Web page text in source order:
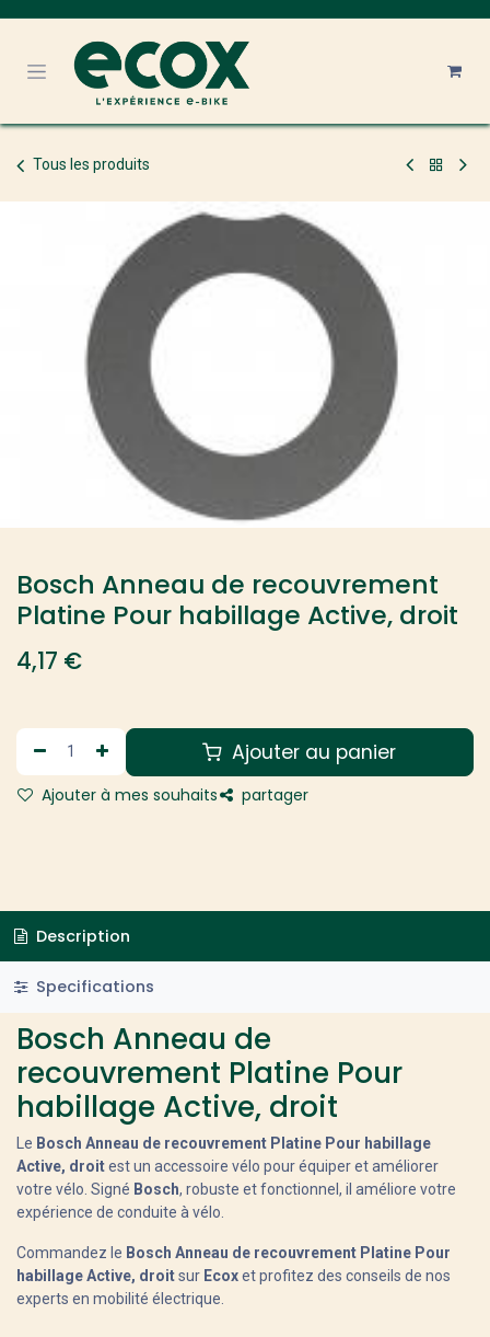
Tous les produits
Bosch Anneau de recouvrement
Platine Pour habillage Active, droit
4,17 €
Ajouter au panier
Ajouter à mes souhaits partager
Description
Specifications
Bosch Anneau de
recouvrement Platine Pour
habillage Active, droit
Le Bosch Anneau de recouvrement Platine Pour habillage
Active, droitest un accessoire vélo pour équiper et améliorer
votre vélo. Signé Bosch, robuste et fonctionnel, il améliore votre
expérience de conduite à vélo.
Commandez le Bosch Anneau de recouvrement Platine Pour
habillage Active, droitsur Ecoxet profitez des conseils de nos
experts en mobilité électrique.